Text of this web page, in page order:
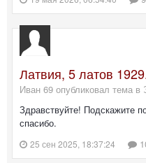
Латвия, 5 латов
Иван 69 опубликовал тема в
Здравствуйте! Подскажите
спасибо.
25 сен 2025, 18:37:24